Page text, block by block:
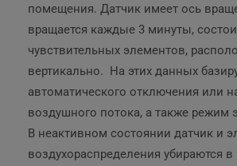
помещения. Датчик имеет ось
вращается каждые 3 минуты,
чувствительных элементов,
вертикально. На этих данных
автоматического отключения или
воздушного потока, а также режим
В неактивном состоянии датчик и
воздухораспределения убираются в